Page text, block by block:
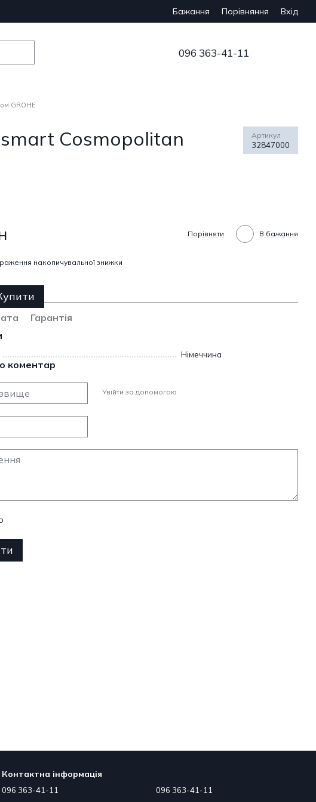
Бажання Порівняння Вхід
096 363-41-11
GROHE
Cosmopolitan
Артикул
32847000
Порівняти В бажання
накопичувальної знижки
Гарантія
Німеччина
коментар
Увійти за допомогою
Контактна інформація
096 363-41-11
096 363-41-11